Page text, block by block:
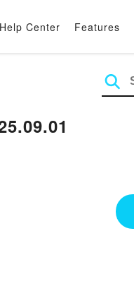
Help Center Features